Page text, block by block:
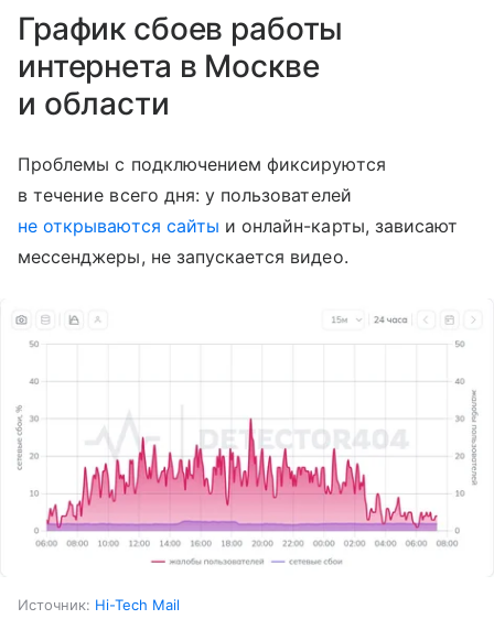
График сбоев работы
интернета в Москве
и области
Проблемы с подключением фиксируются
в течение всего дня: у пользователей
не открываются сайты и онлайн-карты, зависают
мессенджеры, не запускается видео.
Источник: Hi-Tech Mail